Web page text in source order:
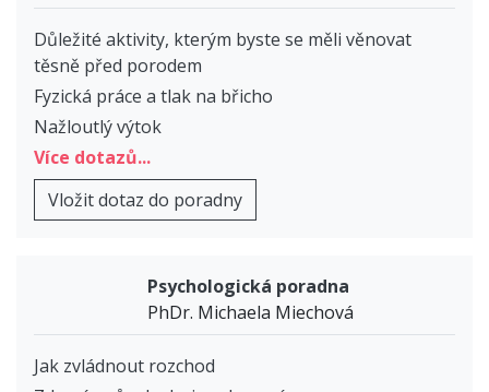
Důležité aktivity, kterým byste se měli věnovat
těsně před porodem
Fyzická práce a tlak na břicho
Nažloutlý výtok
Více dotazů...
Vložit dotaz do poradny
Psychologická poradna
PhDr. Michaela Miechová
Jak zvládnout rozchod